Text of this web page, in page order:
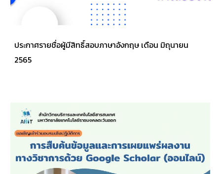
ประกาศรายชื่อผู้มีสิทธิ์สอบภาษาอังกฤษ เดือน มิถุนายน
2565